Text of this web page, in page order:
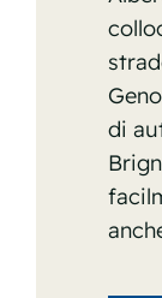
di